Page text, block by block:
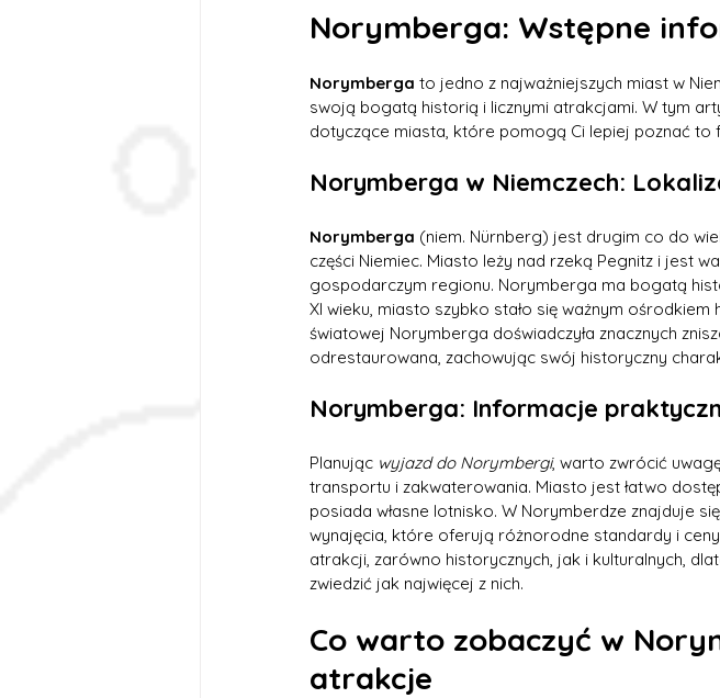
Norymberga: Wstępne
Norymberga to jedno z najważniejszych miast w
swoją bogatą historią i licznymi atrakcjami. W tym
dotyczące miasta, które pomogą Ci lepiej poznać to
Norymberga w Niemczech:
Norymberga (niem. Nürnberg) jest drugim co do
części Niemiec. Miasto leży nad rzeką Pegnitz i jest
gospodarczym regionu. Norymberga ma bogatą
XI wieku, miasto szybko stało się ważnym
światowej Norymberga doświadczyła znacznych
odrestaurowana, zachowując swój historyczny
Norymberga: Informacje
Planując wyjazd do Norymbergi, warto zwrócić
transportu i zakwaterowania. Miasto jest łatwo
posiada własne lotnisko. W Norymberdze znajduje
wynajęcia, które oferują różnorodne standardy i
atrakcji, zarówno historycznych, jak i kulturalnych,
zwiedzić jak najwięcej z nich.
Co warto zobaczyć w
atrakcje